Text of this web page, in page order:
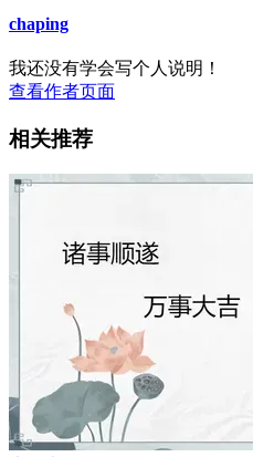
chaping
我还没有学会写个人说明！
查看作者页面
相关推荐